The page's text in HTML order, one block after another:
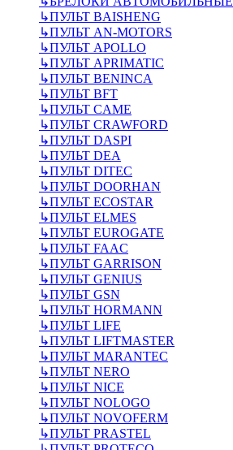
↳ПУЛЬТ BAISHENG
↳ПУЛЬТ AN-MOTORS
↳ПУЛЬТ APOLLO
↳ПУЛЬТ APRIMATIC
↳ПУЛЬТ BENINCA
↳ПУЛЬТ BFT
↳ПУЛЬТ CAME
↳ПУЛЬТ CRAWFORD
↳ПУЛЬТ DASPI
↳ПУЛЬТ DEA
↳ПУЛЬТ DITEC
↳ПУЛЬТ DOORHAN
↳ПУЛЬТ ECOSTAR
↳ПУЛЬТ ELMES
↳ПУЛЬТ EUROGATE
↳ПУЛЬТ FAAC
↳ПУЛЬТ GARRISON
↳ПУЛЬТ GENIUS
↳ПУЛЬТ GSN
↳ПУЛЬТ HORMANN
↳ПУЛЬТ LIFE
↳ПУЛЬТ LIFTMASTER
↳ПУЛЬТ MARANTEC
↳ПУЛЬТ NERO
↳ПУЛЬТ NICE
↳ПУЛЬТ NOLOGO
↳ПУЛЬТ NOVOFERM
↳ПУЛЬТ PRASTEL